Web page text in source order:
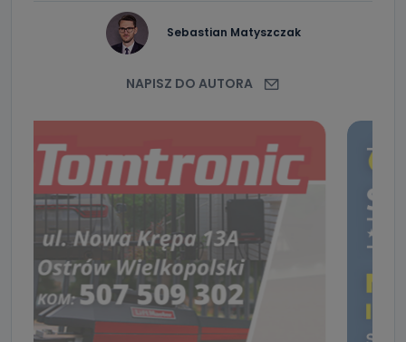
Sebastian Matyszczak
NAPISZ DO AUTORA